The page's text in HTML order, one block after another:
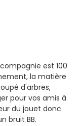
est 100
la matière
d'arbres,
pour vos amis à
du jouet donc
bruit BB.